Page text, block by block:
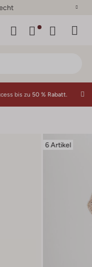
bis zu 50 % Rabatt.
6 Artikel